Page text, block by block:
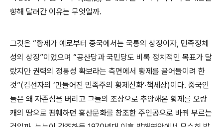
향해 달려간 이유는 무엇일까.
그것은 “황제가 예로부터 중국에서는 국통의 상징이자, 민족정체
성의 상징”이었으며 “공산당과 국민당도 비록 정치적인 목표가 달
랐지만 권력의 정통성 확보라는 측면에서 황제를 끌어들이려 한
것”(김선자의 ‘만들어진 민족주의 황제신화’·책세상)이다. 중국인
들은 왜 자존심을 버리고 그들의 조상으로 추앙해온 황제를 오랑
캐의 땅으로 폄훼하던 훙산문화를 창조한 주인공으로 바꿔 부르는